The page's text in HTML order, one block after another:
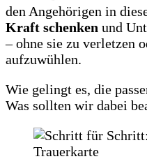
den Angehörigen in
Kraft schenken und
– ohne sie zu verletzen
aufzuwühlen.
Wie gelingt es, die
Was sollten wir dabei